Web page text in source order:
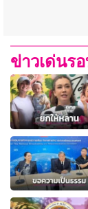
ข่าวเด่นร